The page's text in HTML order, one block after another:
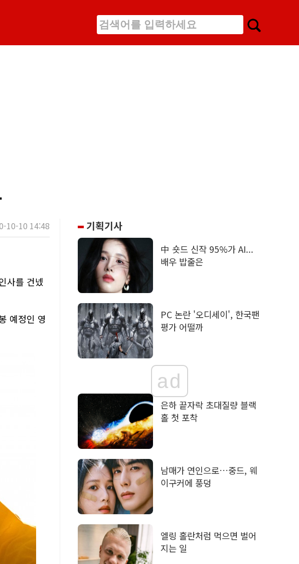
10-10 14:48
사를 건넸
예정인 영
기획기사
中 숏드 신작 95%가 AI...
배우 밥줄은
PC 논란 '오디세이', 한국팬
평가 어떨까
ad
은하 끝자락 초대질량 블랙
홀 첫 포착
남매가 연인으로…중드, 웨
이구커에 풍덩
엘링 홀란처럼 먹으면 벌어
지는 일